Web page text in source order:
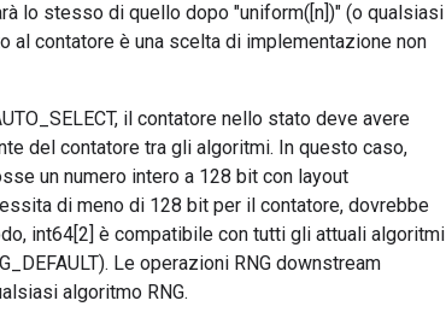
lo stesso di quello dopo "uniform([n])" (o qualsiasi
contatore è una scelta di implementazione non
il contatore nello stato deve avere
del contatore tra gli algoritmi. In questo caso,
un numero intero a 128 bit con layout
di meno di 128 bit per il contatore, dovrebbe
int64[2] è compatibile con tutti gli attuali algoritmi
Le operazioni RNG downstream
algoritmo RNG.